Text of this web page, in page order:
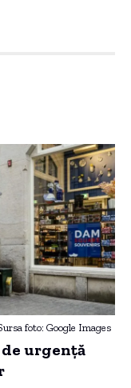
foto: Google Images
urgență